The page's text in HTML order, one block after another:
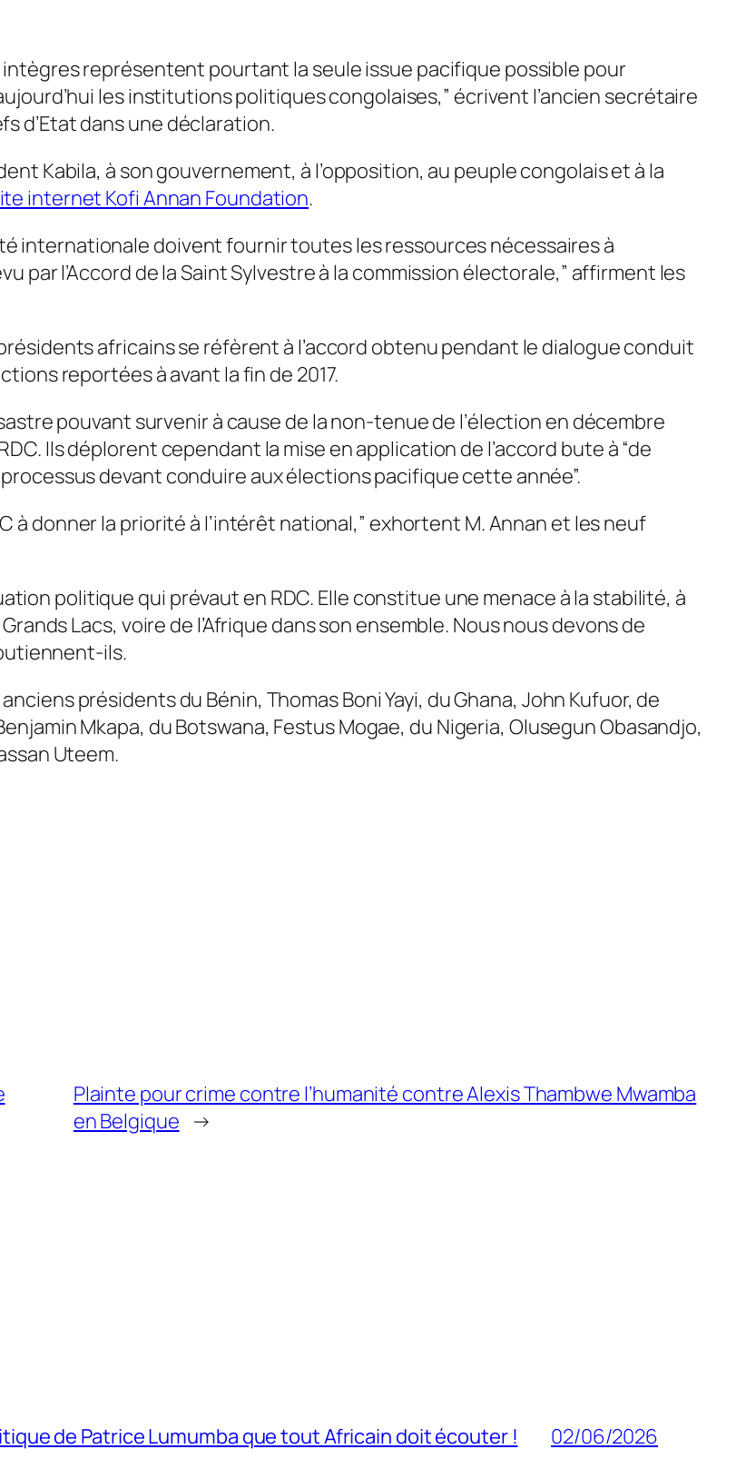
intègres représentent pourtant la seule issue pacifique possible pour
les institutions politiques congolaises,” écrivent l’ancien secrétaire
d’Etat dans une déclaration.
Kabila, à son gouvernement, à l’opposition, au peuple congolais et à la
internet Kofi Annan Foundation.
internationale doivent fournir toutes les ressources nécessaires à
par l’Accord de la Saint Sylvestre à la commission électorale,” affirment les
africains se réfèrent à l’accord obtenu pendant le dialogue conduit
reportées à avant la fin de 2017.
pouvant survenir à cause de la non-tenue de l’élection en décembre
Ils déplorent cependant la mise en application de l’accord bute à “de
devant conduire aux élections pacifique cette année”.
à donner la priorité à l’intérêt national,” exhortent M. Annan et les neuf
politique qui prévaut en RDC. Elle constitue une menace à la stabilité, à
Lacs, voire de l’Afrique dans son ensemble. Nous nous devons de
ils.
présidents du Bénin, Thomas Boni Yayi, du Ghana, John Kufuor, de
Mkapa, du Botswana, Festus Mogae, du Nigeria, Olusegun Obasandjo,
Uteem.
Plainte pour crime contre l’humanité contre Alexis Thambwe Mwamba
en Belgique →
de Patrice Lumumba que tout Africain doit écouter ! 02/06/2026